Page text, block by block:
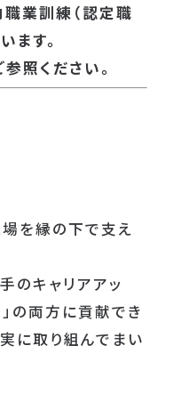
業訓練（認定職
ます。
照ください。
を縁の下で支え
のキャリアアッ
の両方に貢献でき
に取り組んでまい